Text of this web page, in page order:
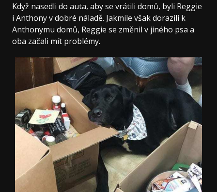
Když nasedli do auta, aby se vrátili domů, byli Reggie
i Anthony v dobré náladě. Jakmile však dorazili k
Anthonymu domů, Reggie se změnil v jiného psa a
oba začali mít problémy.